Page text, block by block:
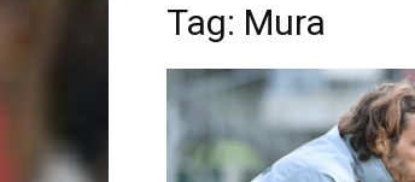
Tag: Mura